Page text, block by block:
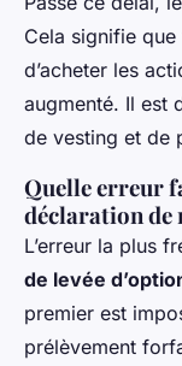
Cela signifie
d’acheter les
augmenté. Il est
de vesting et de
Quelle erreur
déclaration de
L’erreur la plus
de levée
premier est
prélèvement